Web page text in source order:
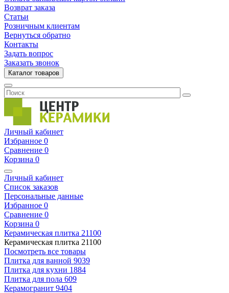
Возврат заказа
Статьи
Розничным клиентам
Вернуться обратно
Контакты
Задать вопрос
Заказать звонок
Каталог товаров
Личный кабинет
Избранное 0
Сравнение 0
Корзина 0
Личный кабинет
Список заказов
Персональные данные
Избранное 0
Сравнение 0
Корзина 0
Керамическая плитка 21100
Керамическая плитка 21100
Посмотреть все товары
Плитка для ванной 9039
Плитка для кухни 1884
Плитка для пола 609
Керамогранит 9404